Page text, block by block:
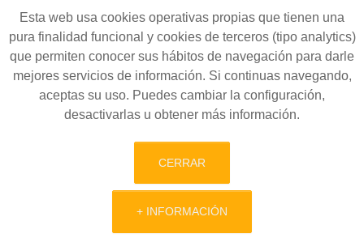
Esta web usa cookies operativas propias que tienen una
pura finalidad funcional y cookies de terceros (tipo analytics)
que permiten conocer sus hábitos de navegación para darle
mejores servicios de información. Si continuas navegando,
aceptas su uso. Puedes cambiar la configuración,
desactivarlas u obtener más información.
CERRAR
+ INFORMACIÓN